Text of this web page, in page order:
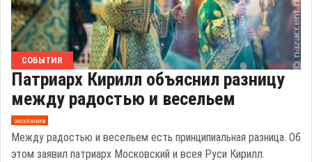
СОБЫТИЯ
Патриарх Кирилл объяснил разницу
между радостью и весельем
эксклюзив
Между радостью и весельем есть принципиальная разница. Об
этом заявил патриарх Московский и всея Руси Кирилл.